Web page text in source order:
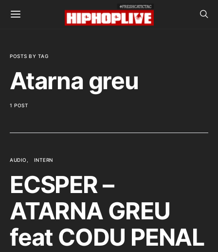
POSTS BY TAG
Atarna greu
1 POST
AUDIO INTERN
ECSPER –
ATARNA GREU
feat CODU PENAL